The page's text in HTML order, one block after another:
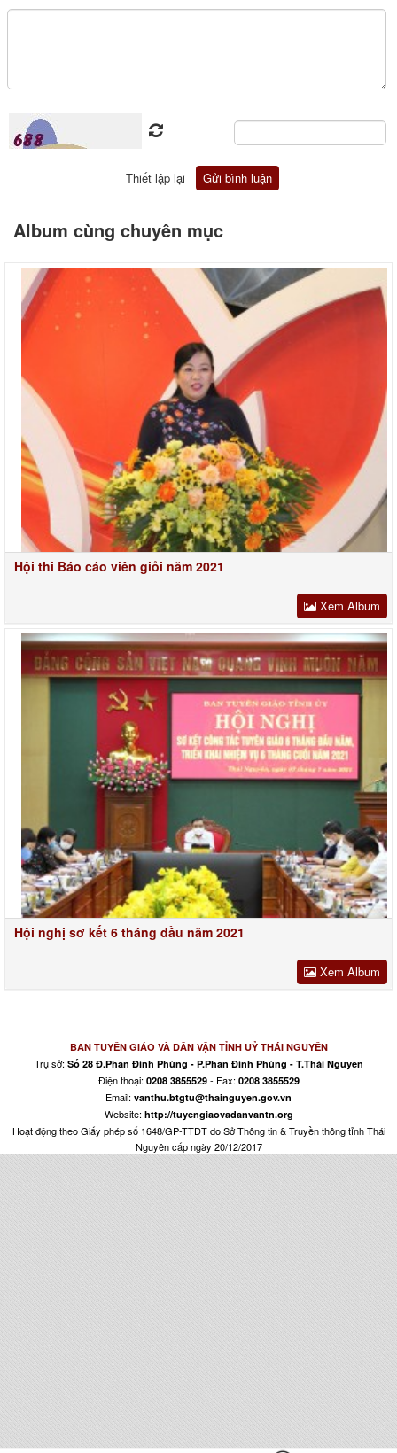
Album cùng chuyên mục
Hội thi Báo cáo viên giỏi năm 2021
Xem Album
Hội nghị sơ kết 6 tháng đầu năm 2021
Xem Album
BAN TUYÊN GIÁO VÀ DÂN VẬN TỈNH UỶ THÁI NGUYÊN
Trụ sở: Số 28 Đ.Phan Đình Phùng - P.Phan Đình Phùng - T.Thái Nguyên
Điện thoại: 0208 3855529- Fax: 0208 3855529
Email: vanthu.btgtu@thainguyen.gov.vn
Website: http://tuyengiaovadanvantn.org
Hoạt động theo Giấy phép số 1648/GP-TTĐT do Sở Thông tin & Truyền thông tỉnh Thái
Nguyên cấp ngày 20/12/2017